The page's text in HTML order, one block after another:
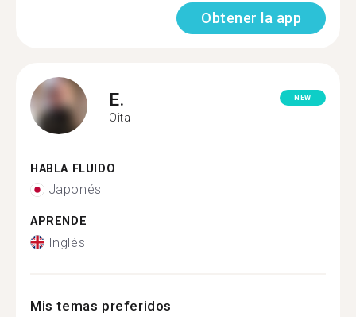
Obtener la app
E.
Oita
NEW
HABLA FLUIDO
Japonés
APRENDE
Inglés
Mis temas preferidos